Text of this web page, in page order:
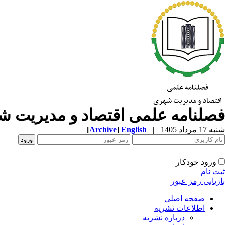
فصلنامه علمی اقتصاد و مدیریت
شنبه 17 مرداد 1405 |
English
[Archive]
ورود خودکار
ثبت نام
بازیابی رمز عبور
صفحه اصلی
اطلاعات نشریه
درباره نشریه